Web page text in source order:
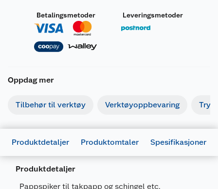
Betalingsmetoder Leveringsmetoder
Oppdag mer
Tilbehør til verktøy Verktøyoppbevaring
Produktdetaljer Produktomtaler Spesifikasjoner
Produktdetaljer
Pappspiker til takpapp og schingel etc.